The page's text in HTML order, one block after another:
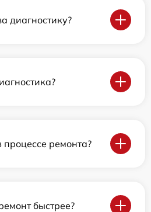
диагностику?
ремонта?
быстрее?